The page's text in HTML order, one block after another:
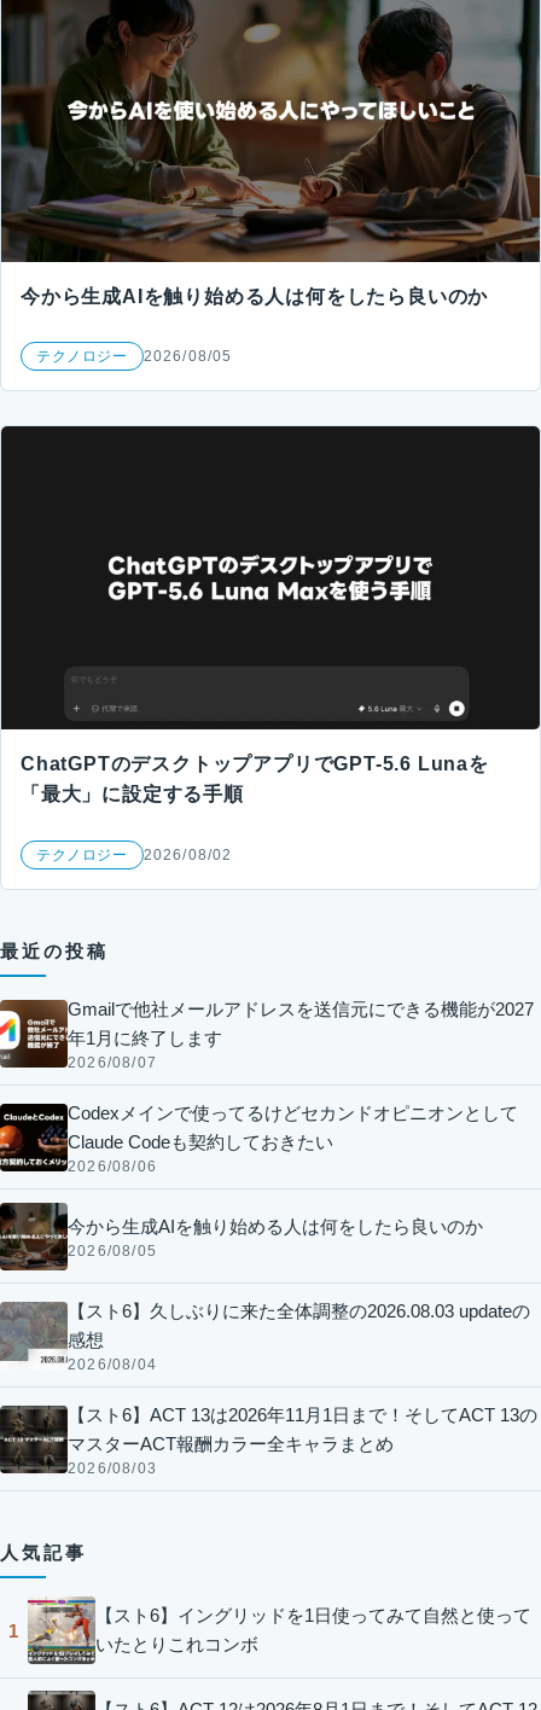
今から生成AIを触り始める人は何をしたら良いのか
テクノロジー 2026/08/05
ChatGPTのデスクトップアプリでGPT-5.6 Lunaを
「最大」に設定する手順
テクノロジー 2026/08/02
最近の投稿
Gmailで他社メールアドレスを送信元にできる機能が2027
年1月に終了します
2026/08/07
Codexメインで使ってるけどセカンドオピニオンとして
Claude Codeも契約しておきたい
2026/08/06
今から生成AIを触り始める人は何をしたら良いのか
2026/08/05
【スト6】久しぶりに来た全体調整の2026.08.03 updateの
感想
2026/08/04
【スト6】ACT 13は2026年11月1日まで！そしてACT 13の
マスターACT報酬カラー全キャラまとめ
2026/08/03
人気記事
1
【スト6】イングリッドを1日使ってみて自然と使って
いたとりこれコンボ